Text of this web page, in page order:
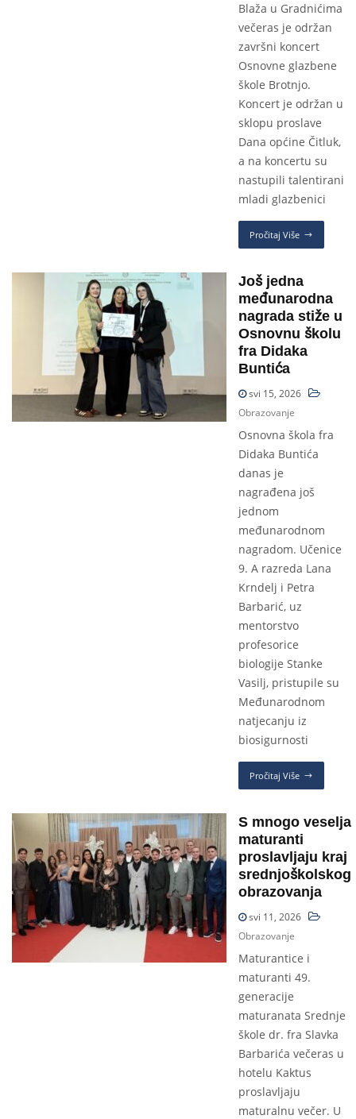
Blaža u Gradnićima
večeras je održan
završni koncert
Osnovne glazbene
škole Brotnjo.
Koncert je održan u
sklopu proslave
Dana općine Čitluk,
a na koncertu su
nastupili talentirani
mladi glazbenici
Pročitaj Više
Još jedna
međunarodna
nagrada stiže u
Osnovnu školu
fra Didaka
Buntića
svi 15, 2026
Obrazovanje
Osnovna škola fra
Didaka Buntića
danas je
nagrađena još
jednom
međunarodnom
nagradom. Učenice
9. A razreda Lana
Krndelj i Petra
Barbarić, uz
mentorstvo
profesorice
biologije Stanke
Vasilj, pristupile su
Međunarodnom
natjecanju iz
biosigurnosti
Pročitaj Više
S mnogo veselja
maturanti
proslavljaju kraj
srednjoškolskog
obrazovanja
svi 11, 2026
Obrazovanje
Maturantice i
maturanti 49.
generacije
maturanata Srednje
škole dr. fra Slavka
Barbarića večeras u
hotelu Kaktus
proslavljaju
maturalnu večer. U